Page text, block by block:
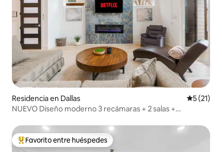
Residencia en Dallas
5 (21)
NUEVO Diseño moderno 3 recámaras + 2 salas +
De los mejores en Favorito entre huéspedes
Favorito entre huéspedes